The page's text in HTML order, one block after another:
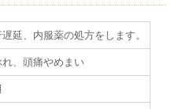
延、内服薬の処方をします。
、頭痛やめまい